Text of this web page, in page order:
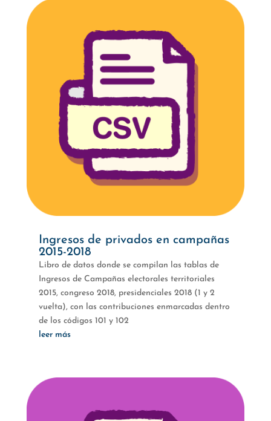
Ingresos de privados en campañas
2015-2018
Libro de datos donde se compilan las tablas de
Ingresos de Campañas electorales territoriales
2015, congreso 2018, presidenciales 2018 (1 y 2
vuelta), con las contribuciones enmarcadas dentro
de los códigos 101 y 102
leer más